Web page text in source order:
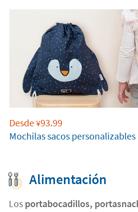
Desde¥93.99
Mochilas sacos personalizables
Alimentación
Los portabocadillos,